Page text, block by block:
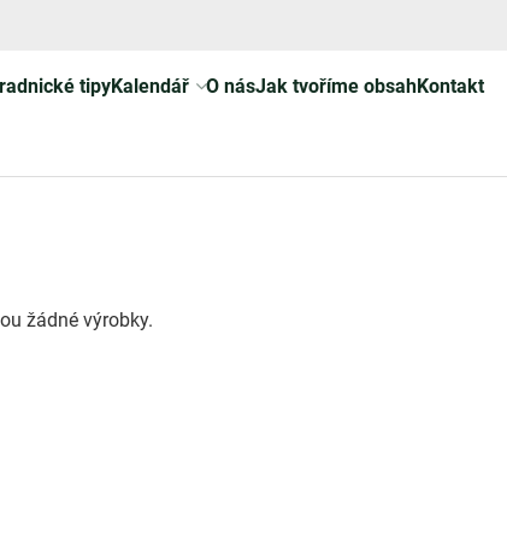
tipyKalendář O násJak tvoříme obsahKontakt
žádné výrobky.